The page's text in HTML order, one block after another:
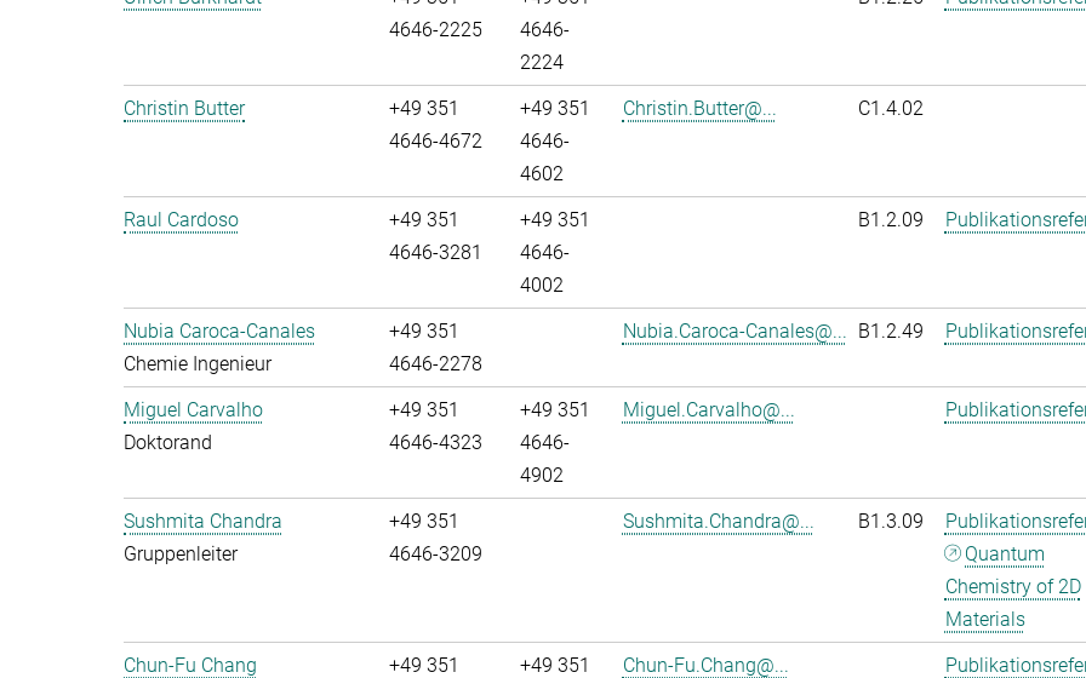
4646-2225
4646-
2224
Christin Butter
+49 351
4646-4672
+49 351
4646-
4602
Christin.Butter@... C1.4.02
Raul Cardoso
+49 351
4646-3281
+49 351
4646-
4002
B1.2.09
Nubia Caroca-Canales
Chemie Ingenieur
+49 351
4646-2278
Nubia.Caroca-Canales@... B1.2.49
Miguel Carvalho
Doktorand
+49 351
4646-4323
+49 351
4646-
4902
Miguel.Carvalho@...
Sushmita Chandra
Gruppenleiter
+49 351
4646-3209
Sushmita.Chandra@... B1.3.09
Quantum
Chemistry of 2D
Materials
Chun-Fu Chang
+49 351
+49 351
Chun-Fu.Chang@...